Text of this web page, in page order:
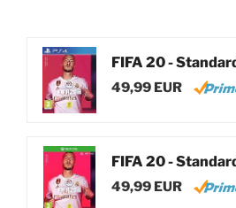
FIFA 20 -
49,99 EUR
FIFA 20 -
49,99 EUR